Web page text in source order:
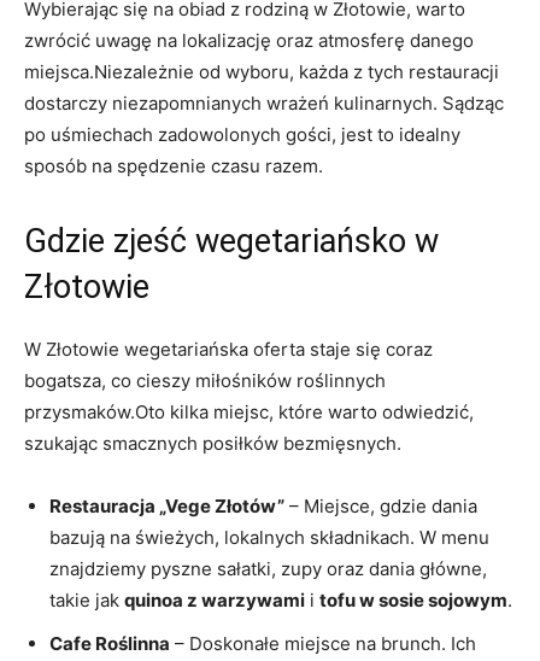
Wybierając się na obiad z rodziną w Złotowie, warto
zwrócić uwagę na lokalizację oraz atmosferę danego
miejsca.Niezależnie od wyboru, każda z tych restauracji
dostarczy niezapomnianych wrażeń kulinarnych. Sądząc
po uśmiechach zadowolonych gości, jest to idealny
sposób na spędzenie czasu razem.
Gdzie zjeść wegetariańsko w
Złotowie
W Złotowie wegetariańska oferta staje się coraz
bogatsza, co cieszy miłośników roślinnych
przysmaków.Oto kilka miejsc, które warto odwiedzić,
szukając smacznych posiłków bezmięsnych.
Restauracja „Vege Złotów” – Miejsce, gdzie dania
bazują na świeżych, lokalnych składnikach. W menu
znajdziemy pyszne sałatki, zupy oraz dania główne,
takie jak quinoa z warzywami i tofu w sosie sojowym.
Cafe Roślinna – Doskonałe miejsce na brunch. Ich